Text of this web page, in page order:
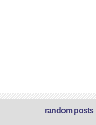
random posts